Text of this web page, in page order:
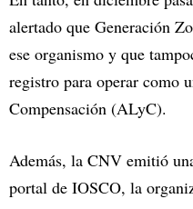
alertado que Generación
ese organismo y que
registro para operar como
Compensación (ALyC).
Además, la CNV emitió
portal de IOSCO, la